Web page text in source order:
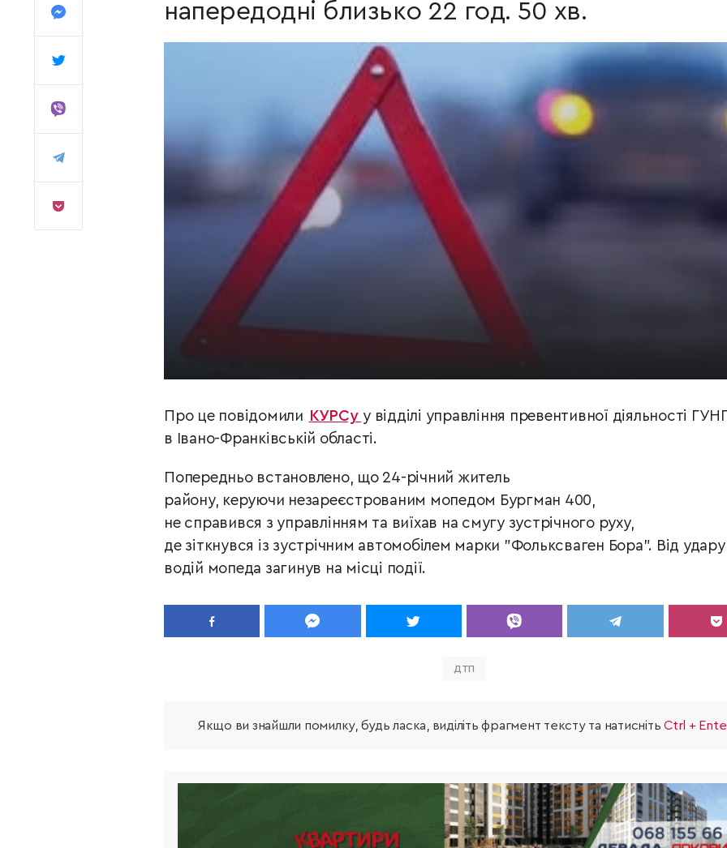
напередодні близько 22 год. 50 хв.
Про це повідомили КУРСу у відділі управління превентивної діяльності
в Івано-Франківській області.
Попередньо встановлено, що 24-річний житель
району, керуючи незареєстрованим мопедом Бургман 400,
не справився з управлінням та виїхав на смугу зустрічного руху,
де зіткнувся із зустрічним автомобілем марки "Фольксваген Бора". Від удару
водій мопеда загинув на місці події.
ДТП
Якщо ви знайшли помилку, будь ласка, виділіть фрагмент тексту та натиснітьCtrl +